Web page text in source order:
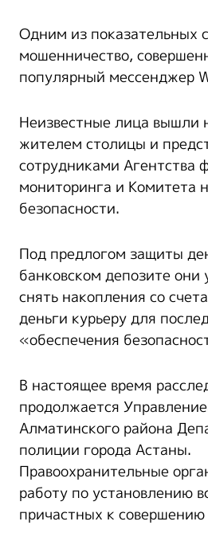
Одним из показательных
мошенничество,
популярный мессенджер
Неизвестные лица вышли
жителем столицы и
сотрудниками Агентства
мониторинга и Комитета
безопасности.
Под предлогом защиты
банковском депозите
снять накопления со
деньги курьеру для
«обеспечения
В настоящее время
продолжается
Алматинского района
полиции города Астаны.
Правоохранительные
работу по установлению
причастных к